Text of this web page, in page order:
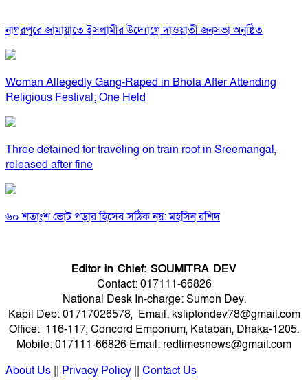
নাগরপুরে জামায়াতে ইসলামীর উদ্যোগে দাওয়াতী জনসভা অনুষ্ঠিত
Woman Allegedly Gang-Raped in Bhola After Attending
Religious Festival; One Held
Three detained for traveling on train roof in Sreemangal,
released after fine
৬০ শতাংশ ভোট পড়ার হিসেব সঠিক নয়: মহসিন রশিদ
Editor in Chief: SOUMITRA DEV
Contact: 017111-66826
National Desk In-charge: Sumon Dey.
Kapil Deb: 01717026578, Email: ksliptondev78@gmail.com
Office: 116-117, Concord Emporium, Kataban, Dhaka-1205.
Mobile: 017111-66826 Email: redtimesnews@gmail.com
About Us || Privacy Policy || Contact Us